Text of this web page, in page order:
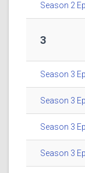
Season 2
3
Season 3
Season 3
Season 3
Season 3